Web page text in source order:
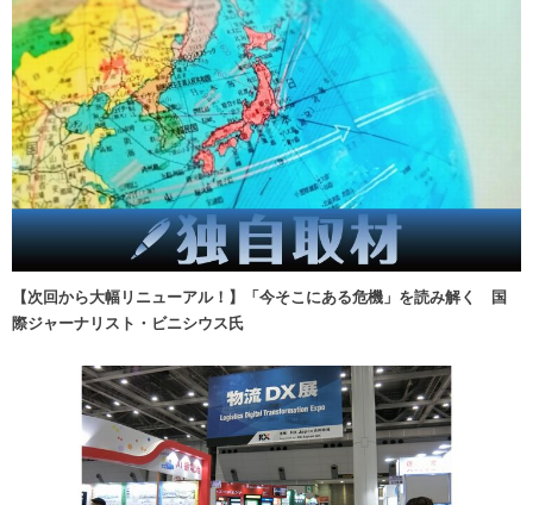
【次回から大幅リニューアル！】「今そこにある危機」を読み解く 国
際ジャーナリスト・ビニシウス氏